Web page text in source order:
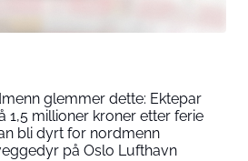
glemmer dette: Ektepar
1,5 millioner kroner etter ferie
bli dyrt for nordmenn
på Oslo Lufthavn